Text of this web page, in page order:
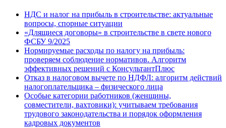
НДС и налог на прибыль в строительстве: актуальные
вопросы, спорные ситуации
«Длящиеся договоры» в строительстве в свете нового
ФСБУ 9/2025
Нормируемые расходы по налогу на прибыль:
проверяем соблюдение нормативов. Алгоритм
эффективных решений с КонсультантПлюс
Отказ в налоговом вычете по НДФЛ: алгоритм действий
налогоплательщика – физического лица
Особые категории работников (женщины,
совместители, вахтовики): учитываем требования
трудового законодательства и порядок оформления
кадровых документов